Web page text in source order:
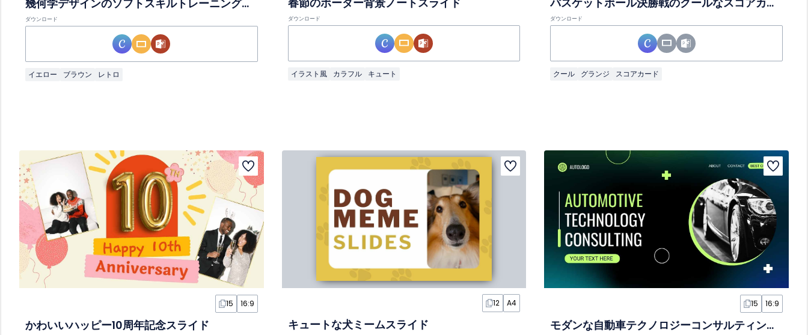
幾何学デザインのソフトスキルトレーニングスライド
ダウンロード
イエロー ブラウン レトロ
ダウンロード
イラスト風 カラフル キュート
ダウンロード
クール グランジ スコアカード
15 16:9
かわいいハッピー10周年記念スライド
12 A4
キュートな犬ミームスライド
15 16:9
モダンな自動車テクノロジーコンサルティングスライド